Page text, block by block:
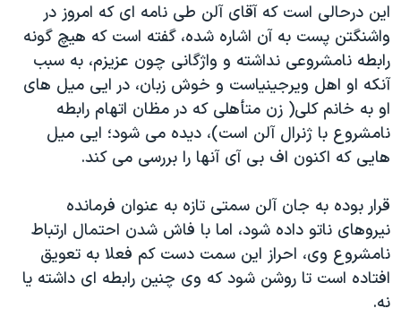
این درحالی است که آقای آلن طی نامه ای که امروز در
واشنگتن پست به آن اشاره شده، گفته است که هیچ گونه
رابطه نامشروعی نداشته و واژگانی چون عزیزم، به سبب
آنکه او اهل ویرجینیاست و خوش زبان، در ایی میل های
او به خانم کلی( زن متأهلی که در مظان اتهام رابطه
نامشروع با ژنرال آلن است)، دیده می شود؛ ایی میل
هایی که اکنون اف بی آی آنها را بررسی می کند.
قرار بوده به جان آلن سمتی تازه به عنوان فرمانده
نیروهای ناتو داده شود، اما با فاش شدن احتمال ارتباط
نامشروع وی، احراز این سمت دست کم فعلا به تعویق
افتاده است تا روشن شود که وی چنین رابطه ای داشته یا
نه.